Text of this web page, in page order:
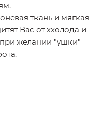
ткань и мягкая
Вас от ххолода и
желании "ушки"